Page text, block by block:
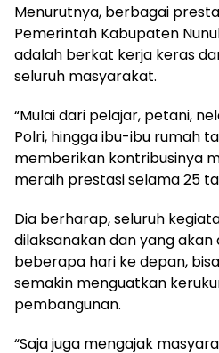
Menurutnya, berbagai
Pemerintah Kabupaten
adalah berkat kerja keras
seluruh masyarakat.
“Mulai dari pelajar, petani,
Polri, hingga ibu-ibu rumah
memberikan kontribusinya
meraih prestasi selama 25
Dia berharap, seluruh
dilaksanakan dan yang
beberapa hari ke depan,
semakin menguatkan
pembangunan.
“Saja juga mengajak